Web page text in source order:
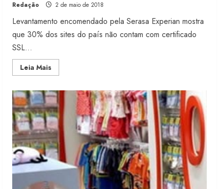
Redação 2 de maio de 2018
Levantamento encomendado pela Serasa Experian mostra
que 30% dos sites do país não contam com certificado
SSL...
Leia MaisRead
more
aponta
insegurança
em
sites
de
comércio
eletrônico